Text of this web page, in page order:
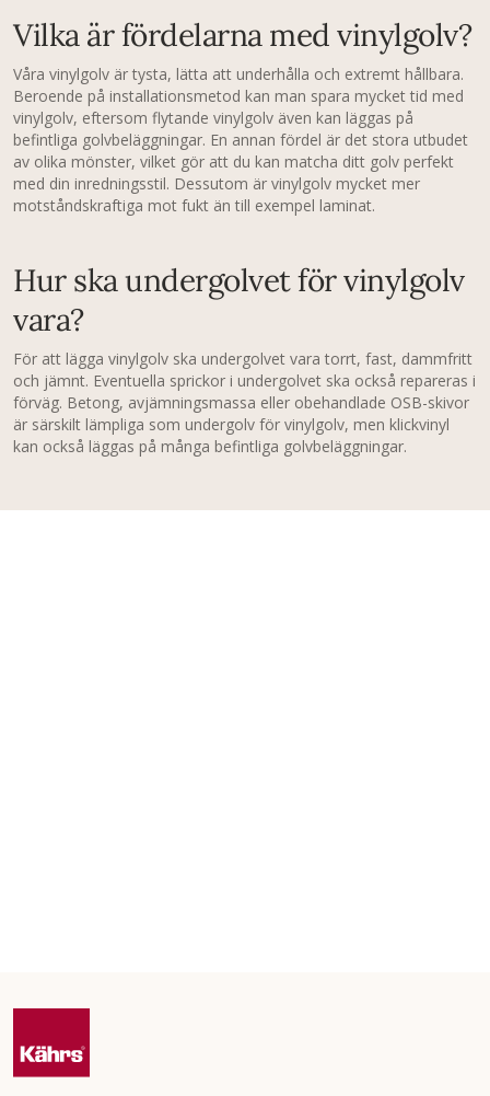
Vilka är fördelarna med vinylgolv?
Våra vinylgolv är tysta, lätta att underhålla och extremt hållbara.
Beroende på installationsmetod kan man spara mycket tid med
vinylgolv, eftersom flytande vinylgolv även kan läggas på
befintliga golvbeläggningar. En annan fördel är det stora utbudet
av olika mönster, vilket gör att du kan matcha ditt golv perfekt
med din inredningsstil. Dessutom är vinylgolv mycket mer
motståndskraftiga mot fukt än till exempel laminat.
Hur ska undergolvet för vinylgolv
vara?
För att lägga vinylgolv ska undergolvet vara torrt, fast, dammfritt
och jämnt. Eventuella sprickor i undergolvet ska också repareras i
förväg. Betong, avjämningsmassa eller obehandlade OSB-skivor
är särskilt lämpliga som undergolv för vinylgolv, men klickvinyl
kan också läggas på många befintliga golvbeläggningar.